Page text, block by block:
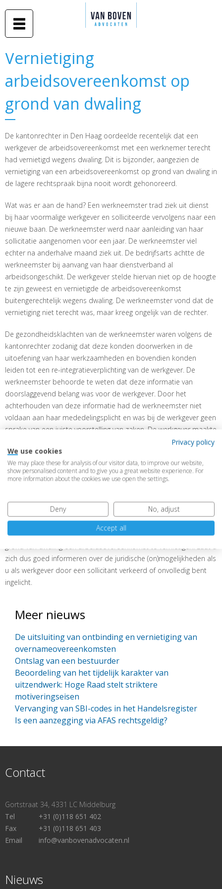
en naar
de inhoud
Van Boven
advocaten
Middelburg
-
Amsterdam
advies in
begrijpelijke
taal
Vernietiging
arbeidsovereenkomst op
grond van dwaling
Vernietiging
arbeidsovereenkomst op
grond van dwaling
De kantonrechter in Den Haag oordeelde recentelijk dat een
werkgever de arbeidsovereenkomst met een werknemer terecht
had vernietigd wegens dwaling. Dit is bijzonder, aangezien de
vernietiging van een arbeidsovereenkomst op grond van dwaling in
de lagere rechtspraak bijna nooit wordt gehonoreerd.
Wat was er aan de hand? Een werkneemster trad ziek uit dienst
bij haar voormalige werkgever en solliciteerde vervolgens naar een
nieuwe baan. De werkneemster werd naar aanleiding van haar
sollicitatie aangenomen voor een jaar. De werkneemster viel
echter na anderhalve maand ziek uit. De bedrijfsarts achtte de
werkneemster bij aanvang van haar dienstverband al
arbeidsongeschikt. De werkgever stelde hiervan niet op de hoogte
te zijn geweest en vernietigde de arbeidsovereenkomst
buitengerechtelijk wegens dwaling. De werkneemster vond dat de
vernietiging niet terecht was, maar kreeg ongelijk van de rechter.
De gezondheidsklachten van de werkneemster waren volgens de
kantonrechter zodanig dat deze konden doorwerken in de
uitoefening van haar werkzaamheden en bovendien konden
leiden tot een re-integratieverplichting van de werkgever. De
werkneemster behoorde te weten dat deze informatie van
doorslaggevend belang was voor de werkgever. Door het
achterhouden van deze informatie had de werkneemster niet
voldaan aan haar mededelingsplicht en was bij de werkgever geen
sprake van een juiste voorstelling van zaken. De werkgever maakte
aannemelijk de arbeidsovereenkomst niet te zijn aangegaan als hij
op de hoogte was geweest van de gezondheidsklachten van de
werkneemster. Daarmee is voldoende grondslag aanwezig voor
een beroep op dwaling.
was van dwaling en dat de door de werkneemster
achtergehouden informatie van doorslaggevende betekenis was.
Het is voor werkgevers echter niet in alle gevallen mogelijk om op
grond van dwaling een arbeidsovereenkomst te vernietigen. Laat u
zich dus goed informeren over de juridische (on)mogelijkheden als
u als werkgever door een sollicitant verkeerd of onvolledig bent
ingelicht.
Meer nieuws
De uitsluiting van ontbinding en vernietiging van
overnameovereenkomsten
Ontslag van een bestuurder
Beoordeling van het tijdelijk karakter van
uitzendwerk: Hoge Raad stelt striktere
motiveringseisen
Vervanging van SBI-codes in het Handelsregister
Is een aanzegging via AFAS rechtsgeldig?
Contact
Gortstraat 34, 4331 LC Middelburg
Tel
+31 (0)118 651 402
Fax
+31 (0)118 651 403
Email
info@vanbovenadvocaten.nl
Nieuws
Privacy policy
We use cookies
We may place these for analysis of our visitor data, to improve our website,
show personalised content and to give you a great website experience. For
more information about the cookies we use open the settings.
Deny
No, adjust
Accept all